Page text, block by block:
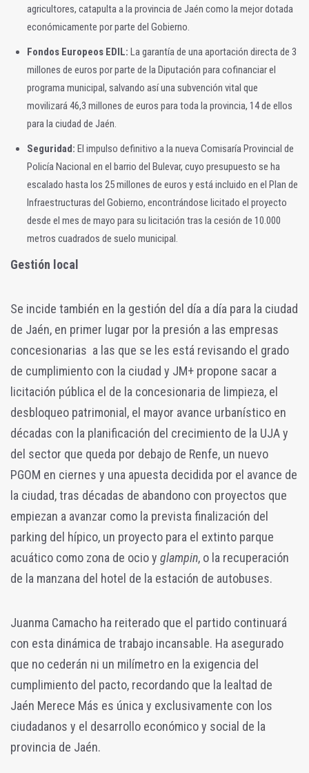
agricultores, catapulta a la provincia de Jaén como la mejor dotada
económicamente por parte del Gobierno.
Fondos Europeos EDIL: La garantía de una aportación directa de 3
millones de euros por parte de la Diputación para cofinanciar el
programa municipal, salvando así una subvención vital que
movilizará 46,3 millones de euros para toda la provincia, 14 de ellos
para la ciudad de Jaén.
Seguridad: El impulso definitivo a la nueva Comisaría Provincial de
Policía Nacional en el barrio del Bulevar, cuyo presupuesto se ha
escalado hasta los 25 millones de euros y está incluido en el Plan de
Infraestructuras del Gobierno, encontrándose licitado el proyecto
desde el mes de mayo para su licitación tras la cesión de 10.000
metros cuadrados de suelo municipal.
Gestión local
Se incide también en la gestión del día a día para la ciudad
de Jaén, en primer lugar por la presión a las empresas
concesionarias a las que se les está revisando el grado
de cumplimiento con la ciudad y JM+ propone sacar a
licitación pública el de la concesionaria de limpieza, el
desbloqueo patrimonial, el mayor avance urbanístico en
décadas con la planificación del crecimiento de la UJA y
del sector que queda por debajo de Renfe, un nuevo
PGOM en ciernes y una apuesta decidida por el avance de
la ciudad, tras décadas de abandono con proyectos que
empiezan a avanzar como la prevista finalización del
parking del hípico, un proyecto para el extinto parque
acuático como zona de ocio y glampin, o la recuperación
de la manzana del hotel de la estación de autobuses.
Juanma Camacho ha reiterado que el partido continuará
con esta dinámica de trabajo incansable. Ha asegurado
que no cederán ni un milímetro en la exigencia del
cumplimiento del pacto, recordando que la lealtad de
Jaén Merece Más es única y exclusivamente con los
ciudadanos y el desarrollo económico y social de la
provincia de Jaén.